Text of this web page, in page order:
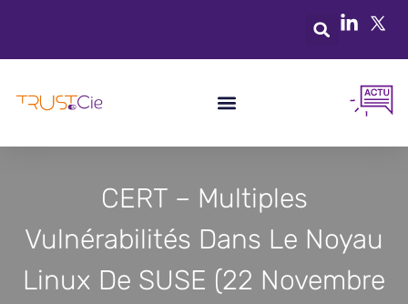
CERT – Multiples
Vulnérabilités Dans Le Noyau
Linux De SUSE (22 Novembre